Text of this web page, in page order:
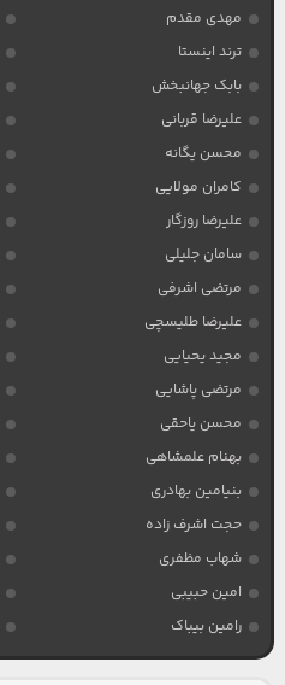
مهدی مقدم
ترند اینستا
بابک جهانبخش
علیرضا قربانی
محسن یگانه
کامران مولایی
علیرضا روزگار
سامان جلیلی
مرتضی اشرفی
علیرضا طلیسچی
مجید یحیایی
مرتضی پاشایی
محسن یاحقی
بهنام علمشاهی
بنیامین بهادری
حجت اشرف زاده
شهاب مظفری
امین حبیبی
رامین بیباک